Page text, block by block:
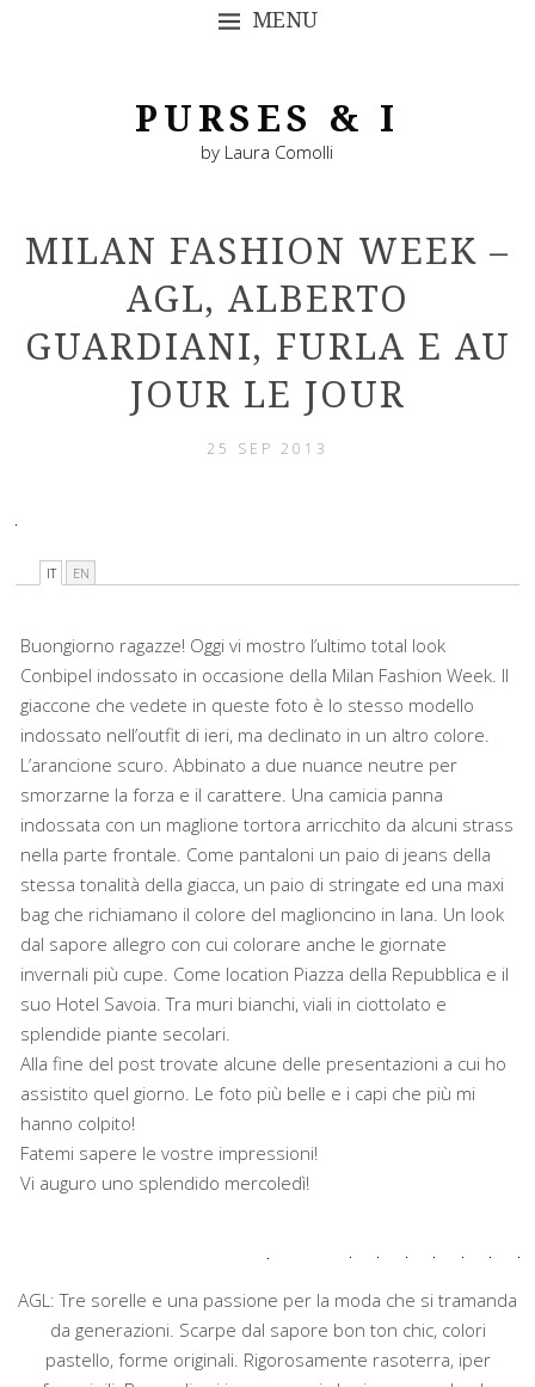
MENU
PURSES & I
by Laura Comolli
MILAN FASHION WEEK –
AGL, ALBERTO
GUARDIANI, FURLA E AU
JOUR LE JOUR
25 SEP 2013
IT EN
Buongiorno ragazze! Oggi vi mostro l’ultimo total look
Conbipel indossato in occasione della Milan Fashion Week. Il
giaccone che vedete in queste foto è lo stesso modello
indossato nell’outfit di ieri, ma declinato in un altro colore.
L’arancione scuro. Abbinato a due nuance neutre per
smorzarne la forza e il carattere. Una camicia panna
indossata con un maglione tortora arricchito da alcuni strass
nella parte frontale. Come pantaloni un paio di jeans della
stessa tonalità della giacca, un paio di stringate ed una maxi
bag che richiamano il colore del maglioncino in lana. Un look
dal sapore allegro con cui colorare anche le giornate
invernali più cupe. Come location Piazza della Repubblica e il
suo Hotel Savoia. Tra muri bianchi, viali in ciottolato e
splendide piante secolari.
Alla fine del post trovate alcune delle presentazioni a cui ho
assistito quel giorno. Le foto più belle e i capi che più mi
hanno colpito!
Fatemi sapere le vostre impressioni!
Vi auguro uno splendido mercoledì!
AGL: Tre sorelle e una passione per la moda che si tramanda
da generazioni. Scarpe dal sapore bon ton chic, colori
pastello, forme originali. Rigorosamente rasoterra, iper